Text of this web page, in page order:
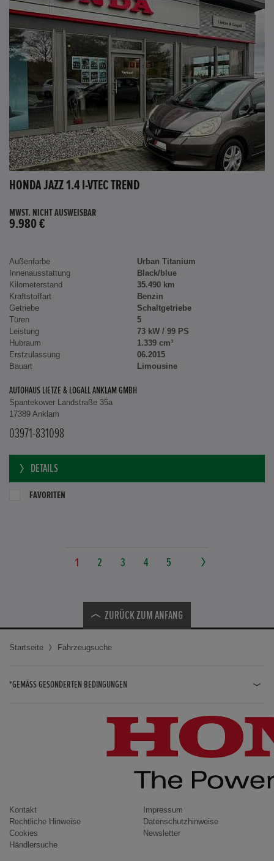
HONDA JAZZ 1.4 I-VTEC TREND
MWST. NICHT AUSWEISBAR
9.980 €
Außenfarbe
Urban Titanium
Innenausstattung
Black/blue
Kilometerstand
35.490 km
Kraftstoffart
Benzin
Getriebe
Schaltgetriebe
Türen
5
Leistung
73 kW / 99 PS
Hubraum
1.339 cm³
Erstzulassung
06.2015
Bauart
Limousine
AUTOHAUS LIETZE & LOGALL ANKLAM GMBH
Spantekower Landstraße 35a
17389 Anklam
03971-831098
DETAILS
FAVORITEN
1 2 3 4 5
ZURÜCK ZUM ANFANG
Startseite Fahrzeugsuche
*GEMÄSS GESONDERTEN BEDINGUNGEN
CIVIC / CIVIC LIMOUSINE
INSIGHT
ACCORD
Kontakt
Impressum
Rechtliche Hinweise
Datenschutzhinweise
Cookies
Newsletter
Händlersuche